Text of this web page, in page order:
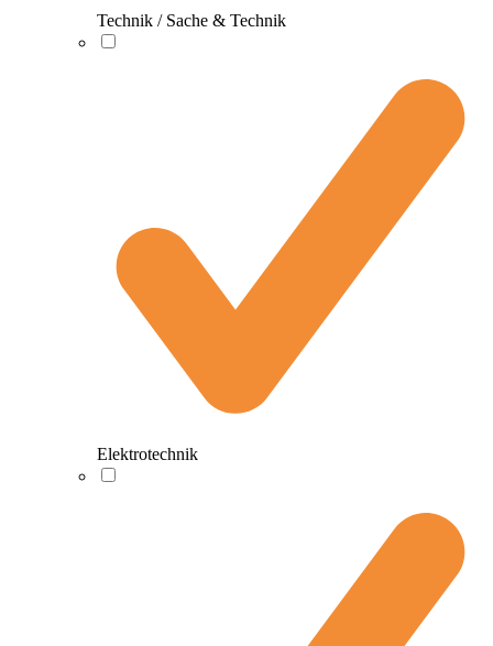
Technik / Sache & Technik
Elektrotechnik